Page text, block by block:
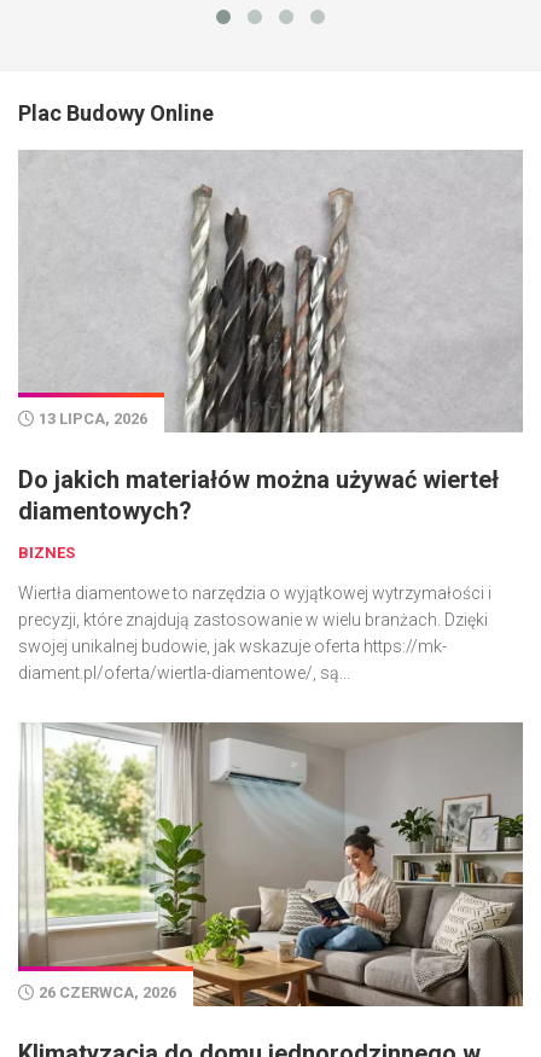
Plac Budowy Online
13 LIPCA, 2026
Do jakich materiałów można używać wierteł
diamentowych?
BIZNES
Wiertła diamentowe to narzędzia o wyjątkowej wytrzymałości i
precyzji, które znajdują zastosowanie w wielu branżach. Dzięki
swojej unikalnej budowie, jak wskazuje oferta https://mk-
diament.pl/oferta/wiertla-diamentowe/, są...
26 CZERWCA, 2026